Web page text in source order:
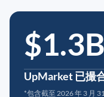
UpMarket 已撮
*包含截至 2026 年 3 月